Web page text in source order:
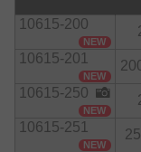
Die Größen bis
geliefert, die
Kurbelknauf.
10615-200
NEW
10615-201
NEW
10615-250
NEW
10615-251
NEW